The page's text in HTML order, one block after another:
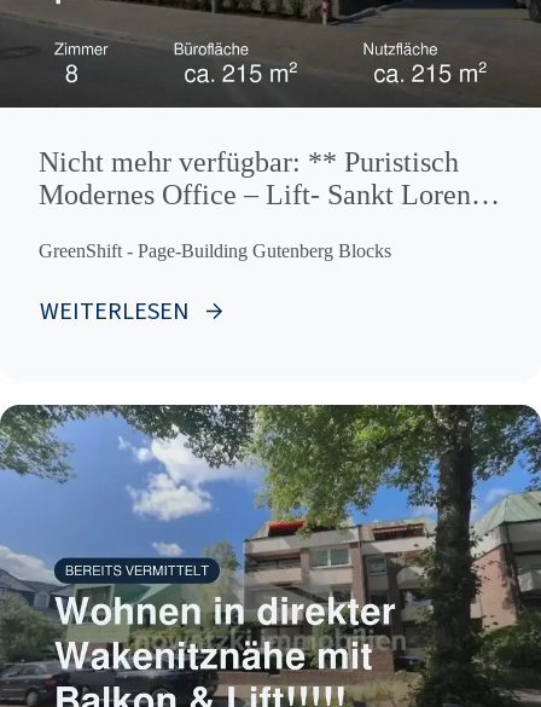
Nicht mehr verfügbar: ** Puristisch
Modernes Office – Lift- Sankt Lorenz
GreenShift - Page-Building Gutenberg Blocks
WEITERLESEN